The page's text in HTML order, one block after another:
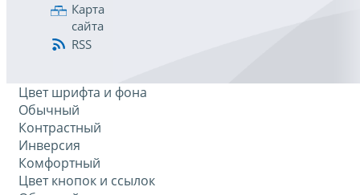
Карта
сайта
RSS
Цвет шрифта и фона
Обычный
Контрастный
Инверсия
Комфортный
Цвет кнопок и ссылок